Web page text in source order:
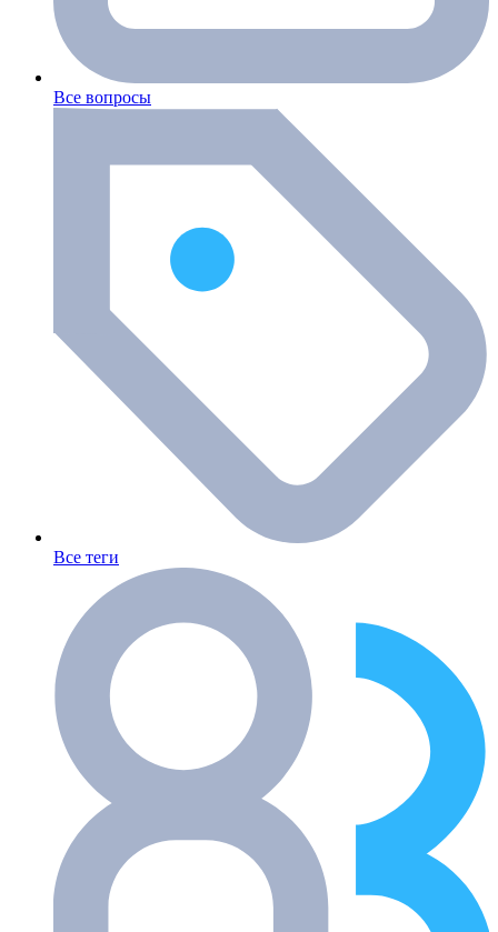
Все вопросы
Все теги